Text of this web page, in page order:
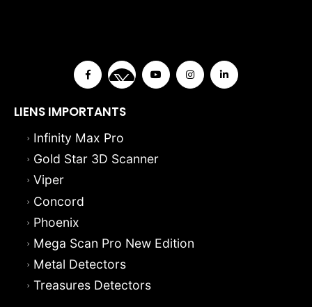
LIENS IMPORTANTS
Infinity Max Pro
Gold Star 3D Scanner
Viper
Concord
Phoenix
Mega Scan Pro New Edition
Metal Detectors
Treasures Detectors